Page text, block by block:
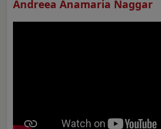
Andreea Anamaria Naggar